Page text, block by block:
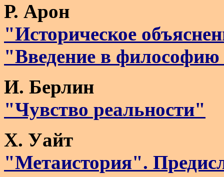
Р. Арон
"Историческое
"Введение в
И. Берлин
"Чувство реальности"
Х. Уайт
"Метаистория".